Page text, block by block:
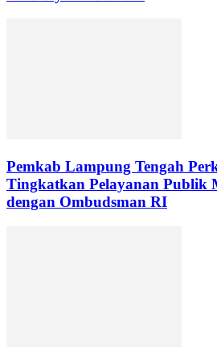
Pemkab Lampung Tengah
Tingkatkan Pelayanan Publik
dengan Ombudsman RI